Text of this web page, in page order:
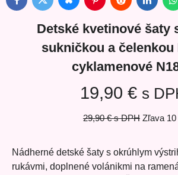
FacebookTwitter BlueskyPinterestReddit LinkedIn
Detské kvetinové šaty
sukničkou a čelenkou
cyklamenové
19,90 € s
29,90 € s DPH Zľava 10
Nádherné detské šaty s okrúhlym
rukávmi, doplnené volánikmi na